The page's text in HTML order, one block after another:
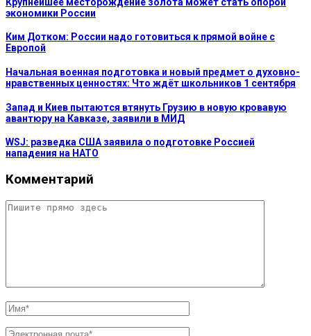
экономики России
Ким Дотком: России надо готовиться к прямой войне с
Европой
Начальная военная подготовка и новый предмет о духовно-
нравственных ценностях: Что ждёт школьников 1 сентября
Запад и Киев пытаются втянуть Грузию в новую кровавую
авантюру на Кавказе, заявили в МИД
WSJ: разведка США заявила о подготовке Россией
нападения на НАТО
Комментарий